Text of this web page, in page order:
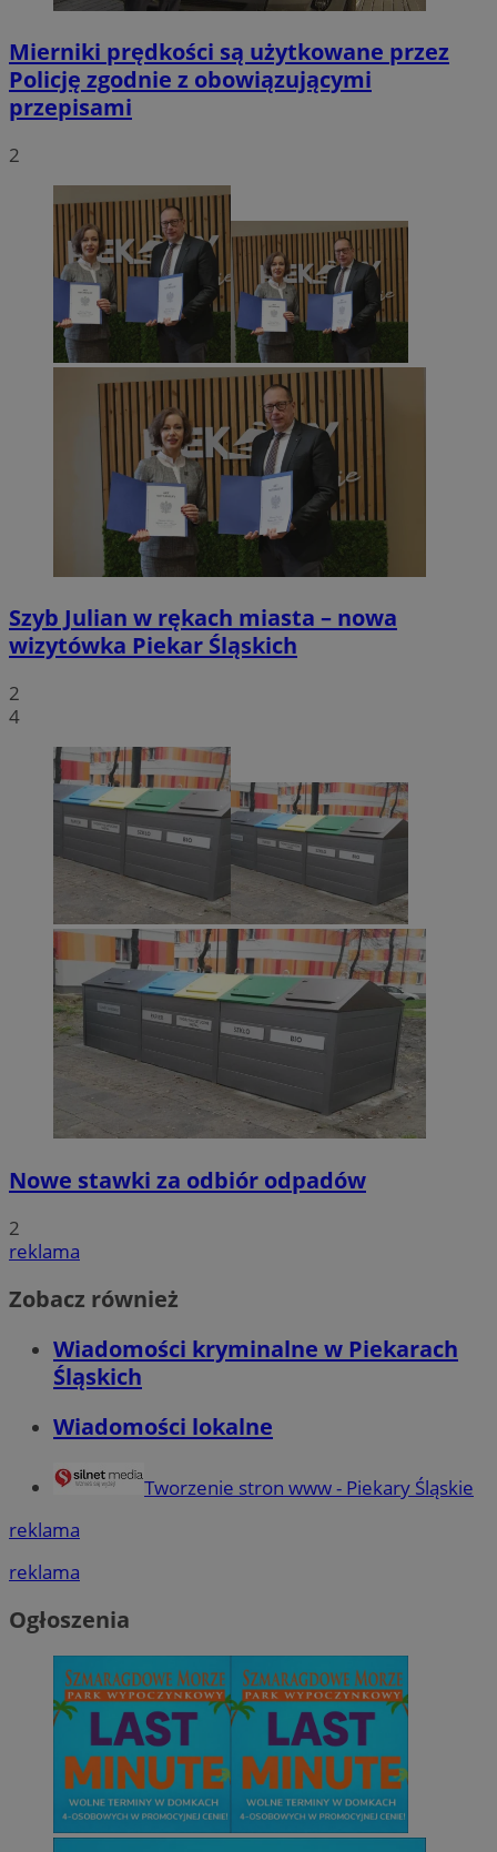
Mierniki prędkości są użytkowane przez
Policję zgodnie z obowiązującymi
przepisami
2
Szyb Julian w rękach miasta – nowa
wizytówka Piekar Śląskich
2
4
Nowe stawki za odbiór odpadów
2
reklama
Zobacz również
Wiadomości kryminalne w Piekarach
Śląskich
Wiadomości lokalne
Tworzenie stron www - Piekary Śląskie
reklama
reklama
Ogłoszenia